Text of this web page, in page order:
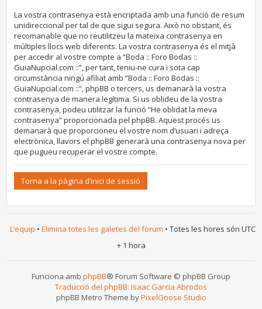
La vostra contrasenya està encriptada amb una funció de resum
unidireccional per tal de que sigui segura. Això no obstant, és
recomanable que no reutilitzeu la mateixa contrasenya en
múltiples llocs web diferents. La vostra contrasenya és el mitjà
per accedir al vostre compte a “Boda :: Foro Bodas ::
GuiaNupcial.com ::”, per tant, teniu-ne cura i sota cap
circumstància ningú afiliat amb “Boda :: Foro Bodas ::
GuiaNupcial.com ::”, phpBB o tercers, us demanarà la vostra
contrasenya de manera legítima. Si us oblideu de la vostra
contrasenya, podeu utilitzar la funció “He oblidat la meva
contrasenya” proporcionada pel phpBB. Aquest procés us
demanarà que proporcioneu el vostre nom d’usuari i adreça
electrònica, llavors el phpBB generarà una contrasenya nova per
que pugueu recuperar el vostre compte.
Torna a la pàgina d’inici de sessió
L’equip • Elimina totes les galetes del fòrum • Totes les hores són UTC
+ 1 hora
Funciona amb phpBB® Forum Software © phpBB Group
Traducció del phpBB: Isaac Garcia Abrodos
phpBB Metro Theme byPixelGoose Studio